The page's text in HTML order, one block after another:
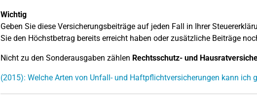
Wichtig
Geben Sie diese Versicherungsbeiträge auf jeden Fall in Ihrer
Sie den Höchstbetrag bereits erreicht haben oder zusätzliche Beiträge
Nicht zu den Sonderausgaben zählen Rechtsschutz- und
(2015): Welche Arten von Unfall- und Haftpflichtversicherungen kann ich